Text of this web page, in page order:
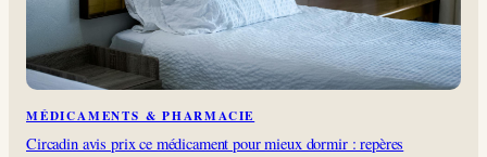
MÉDICAMENTS & PHARMACIE
Circadin avis prix ce médicament pour mieux dormir : repères